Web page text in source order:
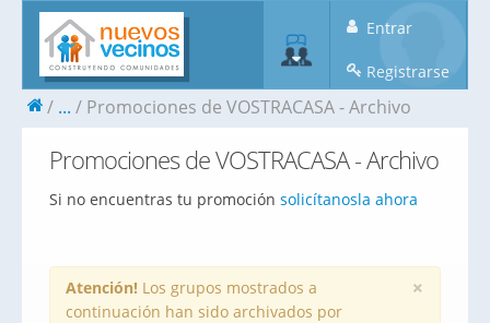
Entrar
Registrarse
... Promociones de VOSTRACASA - Archivo
Promociones de VOSTRACASA - Archivo
Si no encuentras tu promoción solicítanosla ahora
×
Atención! Los grupos mostrados a
continuación han sido archivados por